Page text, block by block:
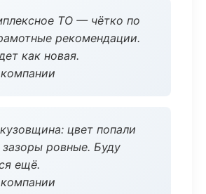
ТО — чётко по
рекомендации.
как новая.
цвет попали
зазоры ровные. Буду
ещё.